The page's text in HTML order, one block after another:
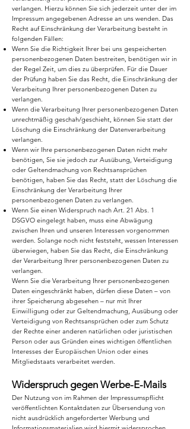
verlangen. Hierzu können Sie sich jederzeit unter der im
Impressum angegebenen Adresse an uns wenden. Das
Recht auf Einschränkung der Verarbeitung besteht in
folgenden Fällen:
Wenn Sie die Richtigkeit Ihrer bei uns gespeicherten
personenbezogenen Daten bestreiten, benötigen wir in
der Regel Zeit, um dies zu überprüfen. Für die Dauer
der Prüfung haben Sie das Recht, die Einschränkung der
Verarbeitung Ihrer personenbezogenen Daten zu
verlangen.
Wenn die Verarbeitung Ihrer personenbezogenen Daten
unrechtmäßig geschah/geschieht, können Sie statt der
Löschung die Einschränkung der Datenverarbeitung
verlangen.
Wenn wir Ihre personenbezogenen Daten nicht mehr
benötigen, Sie sie jedoch zur Ausübung, Verteidigung
oder Geltendmachung von Rechtsansprüchen
benötigen, haben Sie das Recht, statt der Löschung die
Einschränkung der Verarbeitung Ihrer
personenbezogenen Daten zu verlangen.
Wenn Sie einen Widerspruch nach Art. 21 Abs. 1
DSGVO eingelegt haben, muss eine Abwägung
zwischen Ihren und unseren Interessen vorgenommen
werden. Solange noch nicht feststeht, wessen Interessen
überwiegen, haben Sie das Recht, die Einschränkung
der Verarbeitung Ihrer personenbezogenen Daten zu
verlangen.
Wenn Sie die Verarbeitung Ihrer personenbezogenen
Daten eingeschränkt haben, dürfen diese Daten – von
ihrer Speicherung abgesehen – nur mit Ihrer
Einwilligung oder zur Geltendmachung, Ausübung oder
Verteidigung von Rechtsansprüchen oder zum Schutz
der Rechte einer anderen natürlichen oder juristischen
Person oder aus Gründen eines wichtigen öffentlichen
Interesses der Europäischen Union oder eines
Mitgliedstaats verarbeitet werden.
Widerspruch gegen Werbe-E-Mails
Der Nutzung von im Rahmen der Impressumspflicht
veröffentlichten Kontaktdaten zur Übersendung von
nicht ausdrücklich angeforderter Werbung und